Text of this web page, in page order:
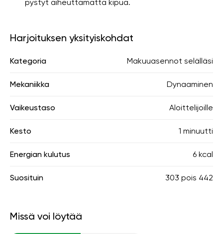
pystyt aiheuttamatta kipua.
Harjoituksen yksityiskohdat
Kategoria Makuuasennot selälläsi
Mekaniikka Dynaaminen
Vaikeustaso Aloittelijoille
Kesto 1 minuutti
Energian kulutus 6 kcal
Suosituin 303 pois 442
Missä voi löytää